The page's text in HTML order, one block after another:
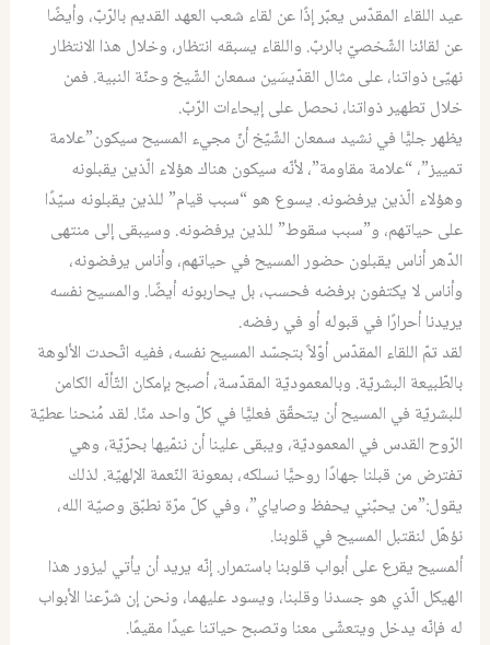
عيد اللقاء المقدّس يعبّر إذًا عن لقاء شعب العهد القديم بالرّبّ، وأيضًا
عن لقائنا الشّخصيّ بالربّ. واللقاء يسبقه انتظار، وخلال هذا الانتظار
نهيّئ ذواتنا، على مثال القدّيسَين سمعان الشّيخ وحنّة النبية. فمن
خلال تطهير ذواتنا، نحصل على إيحاءات الرّبّ.
يظهر جليًّا في نشيد سمعان الشّيّخ أنّ مجيء المسيح سيكون”علامة
تمييز”، “علامة مقاومة”، لأنّه سيكون هناك هؤلاء الّذين يقبلونه
وهؤلاء الّذين يرفضونه. يسوع هو “سبب قيام” للذين يقبلونه سيّدًا
على حياتهم، و”سبب سقوط” للذين يرفضونه. وسيبقى إلى منتهى
الدّهر أناس يقبلون حضور المسيح في حياتهم، وأناس يرفضونه،
وأناس لا يكتفون برفضه فحسب، بل يحاربونه أيضًا. والمسيح نفسه
يريدنا أحرارًا في قبوله أو في رفضه.
لقد تمّ اللقاء المقدّس أوّلاً بتجسّد المسيح نفسه، ففيه اتّحدت الألوهة
بالطّبيعة البشريّة. وبالمعموديّة المقدّسة، أصبح بإمكان التّألّه الكامن
للبشريّة في المسيح أن يتحقّق فعليًّا في كلّ واحد منّا. لقد مُنحنا عطيّة
الرّوح القدس في المعموديّة، ويبقى علينا أن ننمّيها بحرّيّة، وهي
تفترض من قبلنا جهادًا روحيًّا نسلكه، بمعونة النّعمة الإلهيّة. لذلك
يقول:”من يحبّني يحفظ وصاياي”، وفي كلّ مرّة نطبّق وصيّة الله،
نؤهّل لنقتبل المسيح في قلوبنا.
ألمسيح يقرع على أبواب قلوبنا باستمرار. إنّه يريد أن يأتي ليزور هذا
الهيكل الّذي هو جسدنا وقلبنا، ويسود عليهما، ونحن إن شرّعنا الأبواب
له فإنّه يدخل ويتعشّى معنا وتصبح حياتنا عيدًا مقيمًا.